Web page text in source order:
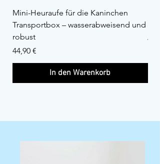
Mini-Heuraufe für die Kaninchen
Transportbox – wasserabweisend und
robust
Preis
44,90 €
In den Warenkorb
Preis